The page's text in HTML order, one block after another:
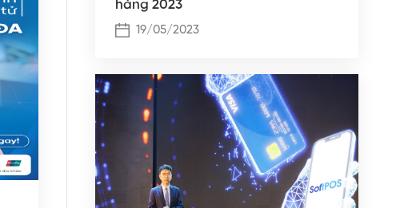
hàng 2023
19/05/2023